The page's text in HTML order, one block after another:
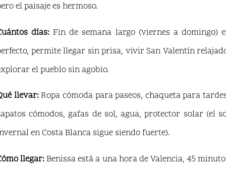
el paisaje es hermoso.
días: Fin de semana largo (viernes a domingo)
permite llegar sin prisa, vivir San Valentín
el pueblo sin agobio.
llevar:Ropa cómoda para paseos, chaqueta para
cómodos, gafas de sol, agua, protector solar (el
en Costa Blanca sigue siendo fuerte).
llegar: Benissa está a una hora de Valencia, 45